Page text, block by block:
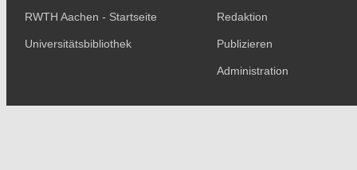
RWTH Aachen - Startseite
Universitätsbibliothek
Redaktion
Publizieren
Administration